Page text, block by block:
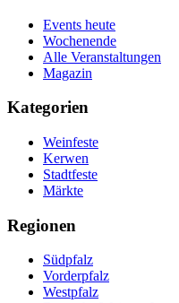
Events heute
Wochenende
Alle Veranstaltungen
Magazin
Kategorien
Weinfeste
Kerwen
Stadtfeste
Märkte
Regionen
Südpfalz
Vorderpfalz
Westpfalz